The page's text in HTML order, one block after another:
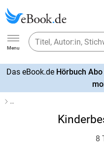
Ebook.de
Menu
Das eBook.de Hörbuch Abo
…
8